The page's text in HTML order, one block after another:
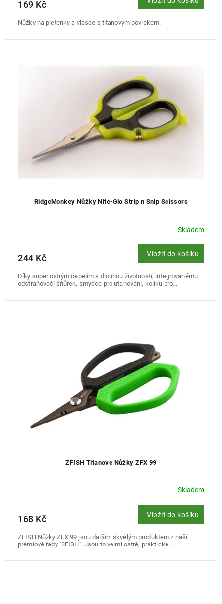
169 Kč
Nůžky na pletenky a vlasce s titanovým povlakem.
RidgeMonkey Nůžky Nite-Glo Strip n Snip Scissors
Skladem
244 Kč Vložit do košíku
Díky super ostrým čepelím s dlouhou životností, integrovanému
odstraňovači šňůrek, smyčce pro utahování, kolíku pro...
ZFISH Titanové Nůžky ZFX 99
Skladem
168 Kč Vložit do košíku
ZFISH Nůžky ZFX 99 jsou dalším skvělým produktem z naší
prémiové řady "3FISH". Jsou to velmi ostré, praktické...